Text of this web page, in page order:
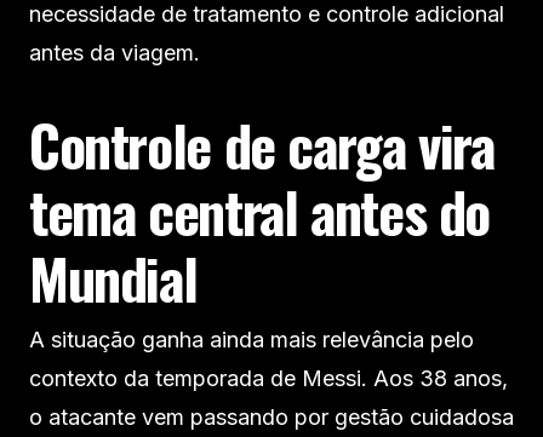
necessidade de tratamento e controle adicional
antes da viagem.
Controle de carga vira
tema central antes do
Mundial
A situação ganha ainda mais relevância pelo
contexto da temporada de Messi. Aos 38 anos,
o atacante vem passando por gestão cuidadosa